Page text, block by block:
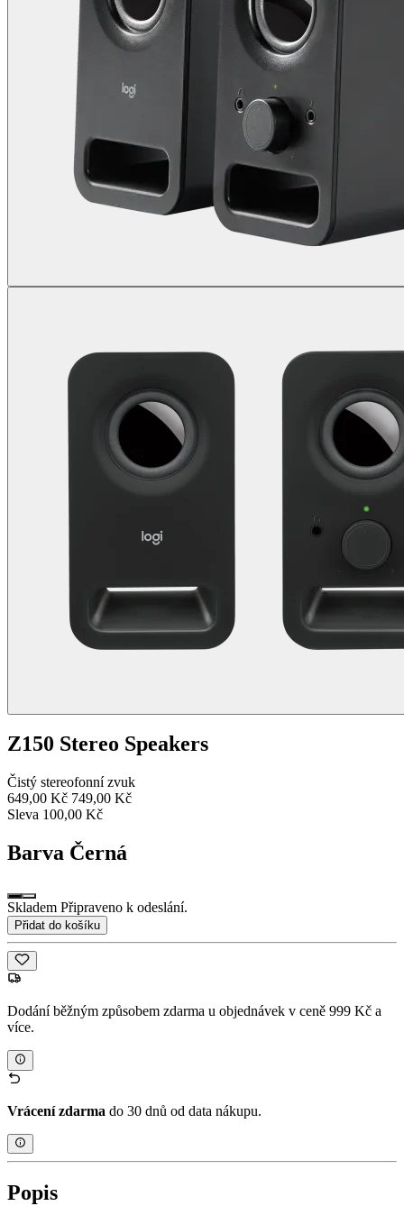
Z150 Stereo Speakers
Čistý stereofonní zvuk
649,00 Kč 749,00 Kč
Sleva 100,00 Kč
Barva Černá
Skladem Připraveno k odeslání.
Přidat do košíku
Dodání běžným způsobem zdarma u objednávek v ceně 999 Kč a
více.
Vrácení zdarma do 30 dnů od data nákupu.
Popis